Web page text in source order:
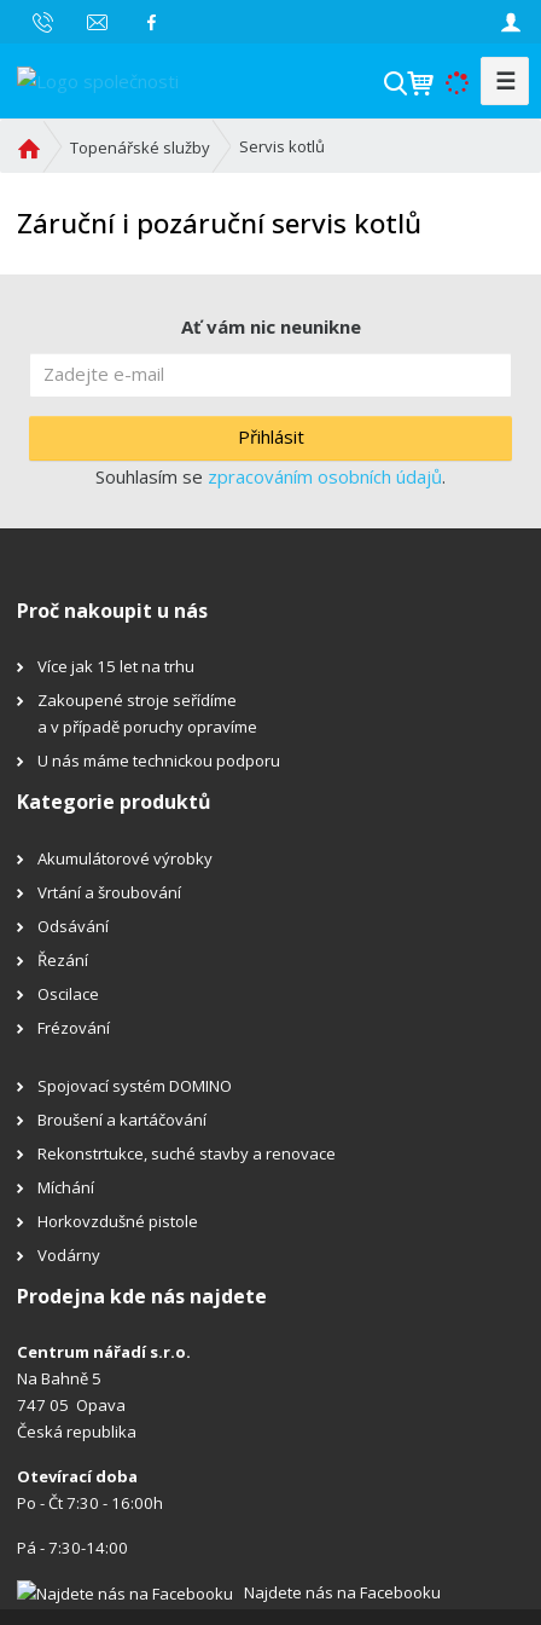
V
d
☰
v
d
a
n
Topenářské služby Servis kotlů
Záruční i pozáruční servis kotlů
Ať vám nic neunikne
Přihlásit
Souhlasím se zpracováním osobních údajů.
Proč nakoupit u nás
Více jak 15 let na trhu
Zakoupené stroje seřídíme
a v případě poruchy opravíme
U nás máme technickou podporu
Kategorie produktů
Akumulátorové výrobky
Vrtání a šroubování
Odsávání
Řezání
Oscilace
Frézování
Spojovací systém DOMINO
Broušení a kartáčování
Rekonstrtukce, suché stavby a renovace
Míchání
Horkovzdušné pistole
Vodárny
Prodejna kde nás najdete
Centrum nářadí s.r.o.
Na Bahně 5
747 05 Opava
Česká republika
Otevírací doba
Po - Čt 7:30 - 16:00h
Pá - 7:30-14:00
Najdete nás na Facebooku